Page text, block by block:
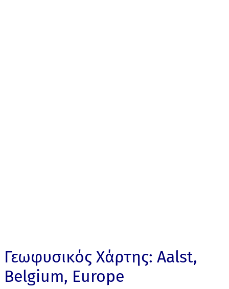
Γεωφυσικός Χάρτης: Aalst,
Belgium, Europe